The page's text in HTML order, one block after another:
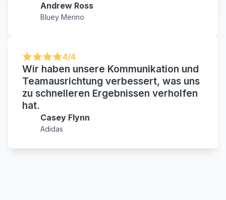
Andrew Ross
Bluey Merino
4/4
Wir haben unsere Kommunikation und
Teamausrichtung verbessert, was uns
zu schnelleren Ergebnissen verholfen
hat.
Casey Flynn
Adidas